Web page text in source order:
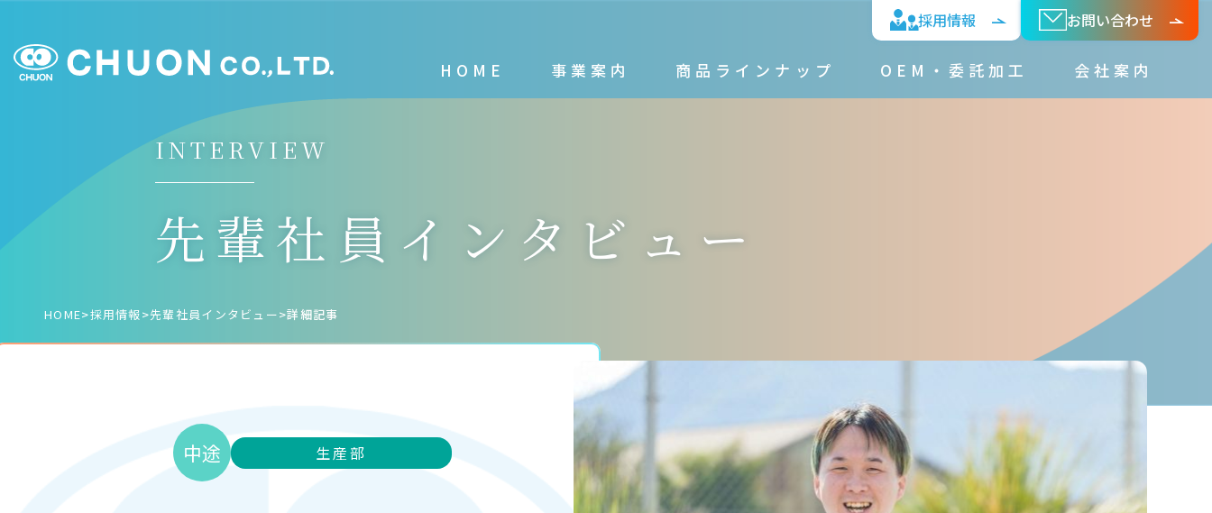
採⽤情報 お問い合わせ
HOME 事業案内 商品ラインナップ OEM・委託加⼯ 会社案内
INTERVIEW
先輩社員インタビュー
HOME>採⽤情報>先輩社員インタビュー>詳細記事
中途 生産部